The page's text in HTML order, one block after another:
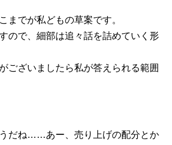
でが私どもの草案です。
ので、細部は追々話を詰めていく形
ございましたら私が答えられる範囲
だね……あー、売り上げの配分とか